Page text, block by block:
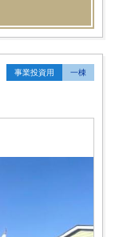
事業投資用 一棟